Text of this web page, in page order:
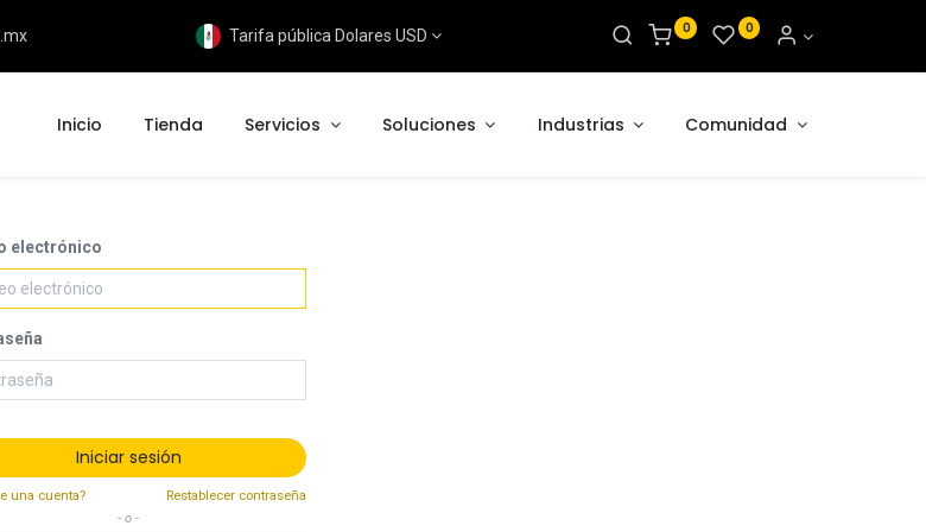
Tarifa pública Dolares USD 0 0
Inicio Tienda Servicios Soluciones Industrias Comunidad
electrónico
Iniciar sesión
una cuenta?
Restablecer contraseña
- o -